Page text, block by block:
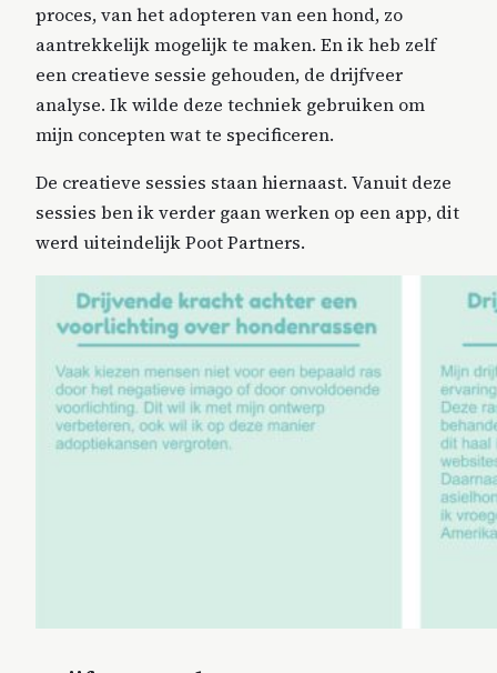
proces, van het adopteren van een hond, zo
aantrekkelijk mogelijk te maken. En ik heb zelf
een creatieve sessie gehouden, de drijfveer
analyse. Ik wilde deze techniek gebruiken om
mijn concepten wat te specificeren.
De creatieve sessies staan hiernaast. Vanuit deze
sessies ben ik verder gaan werken op een app, dit
werd uiteindelijk Poot Partners.